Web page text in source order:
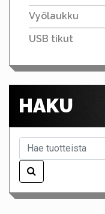
Vyölaukku
USB tikut
HAKU